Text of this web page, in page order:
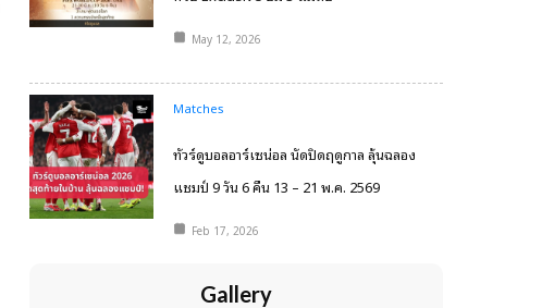
May 12, 2026
Matches
ทัวร์ดูบอลอาร์เซน่อล นัดปิดฤดูกาล ลุ้นฉลอง
แชมป์ 9 วัน 6 คืน 13 – 21 พ.ค. 2569
Feb 17, 2026
Gallery